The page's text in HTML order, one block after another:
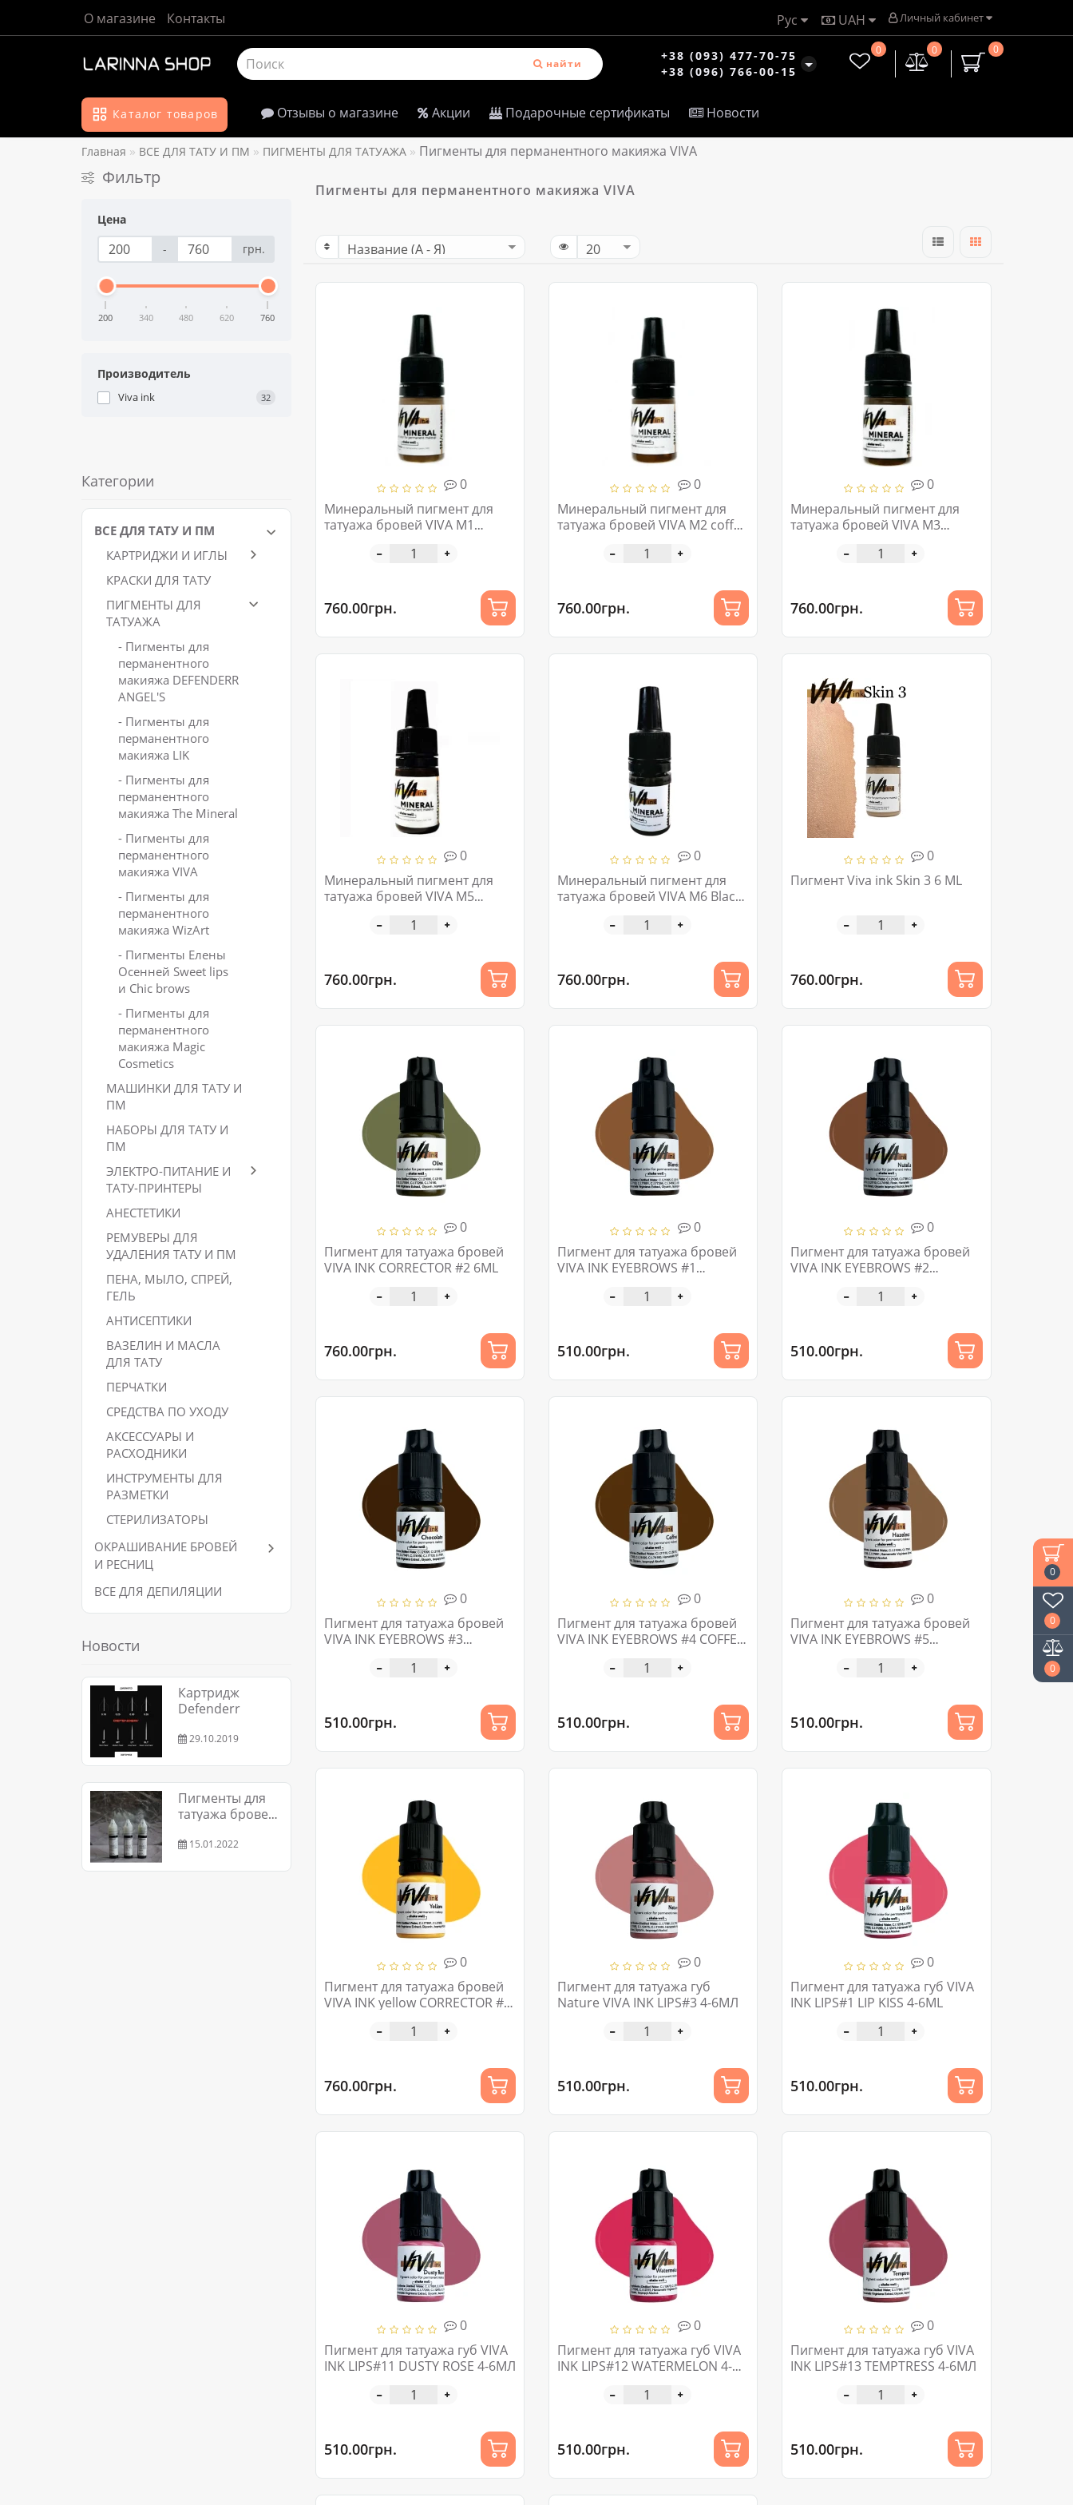
0
0
0
Личный кабинет
UAH
Рус
О магазине Контакты
найти
+38 (093) 477-70-75
+38 (096) 766-00-15
0
0
0
Каталог товаров Отзывы о магазине Акции Подарочные сертификаты Новости
Главная ВСЕ ДЛЯ ТАТУ И ПМ ПИГМЕНТЫ ДЛЯ ТАТУАЖА Пигменты для перманентного макияжа VIVA
Фильтр
Цена
-
грн.
200 340 480 620 760
Производитель
Viva ink 32
Категории
ВСЕ ДЛЯ ТАТУ И ПМ
КАРТРИДЖИ И ИГЛЫ
КРАСКИ ДЛЯ ТАТУ
ПИГМЕНТЫ ДЛЯ
ТАТУАЖА
- Пигменты для
перманентного
макияжа DEFENDERR
ANGEL'S
- Пигменты для
перманентного
макияжа LIK
- Пигменты для
перманентного
макияжа The Mineral
- Пигменты для
перманентного
макияжа VIVA
- Пигменты для
перманентного
макияжа WizArt
- Пигменты Елены
Осенней Sweet lips
и Сhic brows
- Пигменты для
перманентного
макияжа Magic
Cosmetics
МАШИНКИ ДЛЯ ТАТУ И
ПМ
НАБОРЫ ДЛЯ ТАТУ И
ПМ
ЭЛЕКТРО-ПИТАНИЕ И
ТАТУ-ПРИНТЕРЫ
АНЕСТЕТИКИ
РЕМУВЕРЫ ДЛЯ
УДАЛЕНИЯ ТАТУ И ПМ
ПЕНА, МЫЛО, СПРЕЙ,
ГЕЛЬ
АНТИСЕПТИКИ
ВАЗЕЛИН И МАСЛА
ДЛЯ ТАТУ
ПЕРЧАТКИ
СРЕДСТВА ПО УХОДУ
АКСЕССУАРЫ И
РАСХОДНИКИ
ИНСТРУМЕНТЫ ДЛЯ
РАЗМЕТКИ
СТЕРИЛИЗАТОРЫ
ОКРАШИВАНИЕ БРОВЕЙ
И РЕСНИЦ
ВСЕ ДЛЯ ДЕПИЛЯЦИИ
Новости
Картридж
Defenderr
29.10.2019
Пигменты для
татуажа бровей
15.01.2022
Пигменты для перманентного макияжа VIVA
0
Минеральный пигмент для
татуажа бровей VIVA M1
760.00грн.
0
Минеральный пигмент для
татуажа бровей VIVA M2 coffee
760.00грн.
0
Минеральный пигмент для
татуажа бровей VIVA M3
760.00грн.
0
Минеральный пигмент для
татуажа бровей VIVA M5
760.00грн.
0
Минеральный пигмент для
татуажа бровей VIVA M6 Black
760.00грн.
0
Пигмент Viva ink Skin 3 6 ML
760.00грн.
0
Пигмент для татуажа бровей
VIVA INK CORRECTOR #2 6ML
760.00грн.
0
Пигмент для татуажа бровей
VIVA INK EYEBROWS #1
510.00грн.
0
Пигмент для татуажа бровей
VIVA INK EYEBROWS #2
510.00грн.
0
Пигмент для татуажа бровей
VIVA INK EYEBROWS #3
510.00грн.
0
Пигмент для татуажа бровей
VIVA INK EYEBROWS #4 COFFEE
510.00грн.
0
Пигмент для татуажа бровей
VIVA INK EYEBROWS #5
510.00грн.
0
Пигмент для татуажа бровей
VIVA INK yellow CORRECTOR #3
760.00грн.
0
Пигмент для татуажа губ
Nature VIVA INK LIPS#3 4-6МЛ
510.00грн.
0
Пигмент для татуажа губ VIVA
INK LIPS#1 LIP KISS 4-6ML
510.00грн.
0
Пигмент для татуажа губ VIVA
INK LIPS#11 DUSTY ROSE 4-6МЛ
510.00грн.
0
Пигмент для татуажа губ VIVA
INK LIPS#12 WATERMELON 4-
510.00грн.
0
Пигмент для татуажа губ VIVA
INK LIPS#13 TEMPTRESS 4-6МЛ
510.00грн.